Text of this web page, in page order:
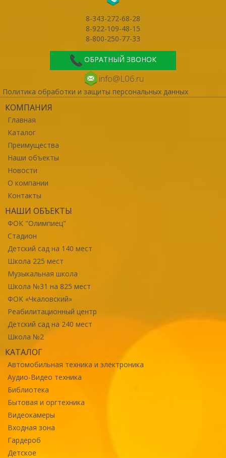
8-343-272-68-28
8-922-109-48-15
8-800-250-77-33
ОБРАТНЫЙ ЗВОНОК
info@L06.ru
Политика обработки и защиты персональных данных
КОМПАНИЯ
Главная
Каталог
Преимущества
Наши объекты
Новости
О компании
Контакты
НАШИ ОБЪЕКТЫ
ФОК "Олимпиец"
Стадион
Детский сад на 140 мест
Школа 225 мест
Музыкальная школа
Школа №31 на 825 мест
ФОК «Чкаловский»
Реабилитационный центр
Детский сад на 240 мест
Школа №2
КАТАЛОГ
Автомобильная техника и электроника
Аудио-Видео техника
Библиотека
Бытовая и оргтехника
Видеокамеры
Входная зона
Гардероб
Детское